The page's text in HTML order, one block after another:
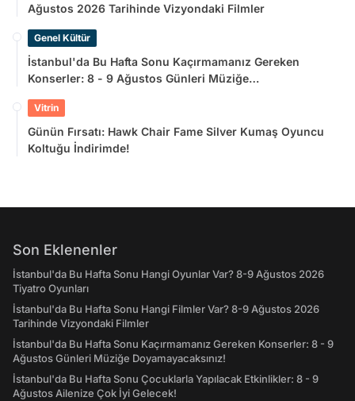
Ağustos 2026 Tarihinde Vizyondaki Filmler
Genel Kültür
İstanbul'da Bu Hafta Sonu Kaçırmamanız Gereken
Konserler: 8 - 9 Ağustos Günleri Müziğe
Vitrin
Günün Fırsatı: Hawk Chair Fame Silver Kumaş Oyuncu
Koltuğu İndirimde!
Son Eklenenler
İstanbul'da Bu Hafta Sonu Hangi Oyunlar Var? 8-9 Ağustos 2026
Tiyatro Oyunları
İstanbul'da Bu Hafta Sonu Hangi Filmler Var? 8-9 Ağustos 2026
Tarihinde Vizyondaki Filmler
İstanbul'da Bu Hafta Sonu Kaçırmamanız Gereken Konserler: 8 - 9
Ağustos Günleri Müziğe Doyamayacaksınız!
İstanbul'da Bu Hafta Sonu Çocuklarla Yapılacak Etkinlikler: 8 - 9
Ağustos Ailenize Çok İyi Gelecek!